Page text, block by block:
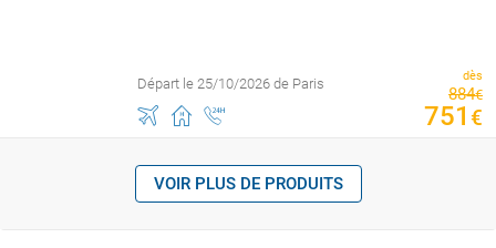
Départ le 25/10/2026 de Paris dès
884€
751 €
VOIR PLUS DE PRODUITS